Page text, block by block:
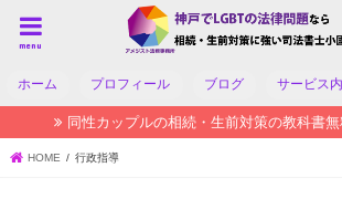
menu
ホーム プロフィール ブログ サービス
同性カップルの相続・生前対策の教科書無
HOME 行政指導